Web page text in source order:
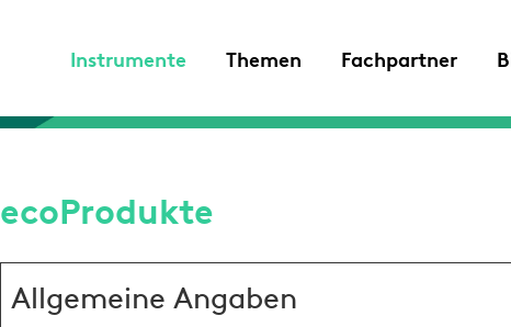
Instrumente Themen Fachpartner
ecoProdukte
Allgemeine Angaben